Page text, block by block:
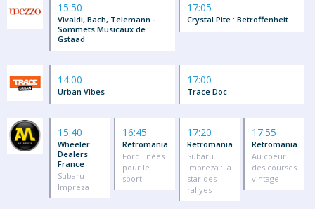
15:50
Vivaldi, Bach, Telemann -
Sommets Musicaux de
Gstaad
17:05
Crystal Pite : Betroffenheit
14:00
Urban Vibes
17:00
Trace Doc
15:40
Wheeler
Dealers
France
Subaru
Impreza
16:45
Retromania
Ford : nées
pour le
sport
17:20
Retromania
Subaru
Impreza : la
star des
rallyes
17:55
Retromania
Au coeur
des courses
vintage